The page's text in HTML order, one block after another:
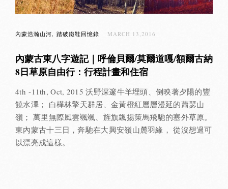
內蒙浩瀚山河 踏破鐵鞋回憶錄 MARCH 13,2016
內蒙古東八字遊記｜呼倫貝爾/莫爾道嘎/額爾古納
8日草原自由行：行程計畫和住宿
4th -11th, Oct, 2015 沃野深邃牛羊埋頭、倒映著夕陽的豐
饒水澤； 白樺林擎天群居、金黃橙紅層層漫延的蕭瑟山
嶺； 萬里無際風雲颯颯、旌旗飄揚策馬飛馳的塞外草原。
東內蒙古十三日，奔馳在大興安嶺山麓羽緣， 從沒想過可
以漂亮成這樣。